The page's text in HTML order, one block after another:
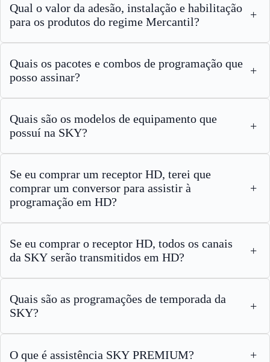
Qual o valor da adesão, instalação e habilitação
para os produtos do regime Mercantil?
+
Quais os pacotes e combos de programação que
posso assinar?
+
Quais são os modelos de equipamento que
possuí na SKY?
+
Se eu comprar um receptor HD, terei que
comprar um conversor para assistir à
programação em HD?
+
Se eu comprar o receptor HD, todos os canais
da SKY serão transmitidos em HD?
+
Quais são as programações de temporada da
SKY?
+
O que é assistência SKY PREMIUM? +